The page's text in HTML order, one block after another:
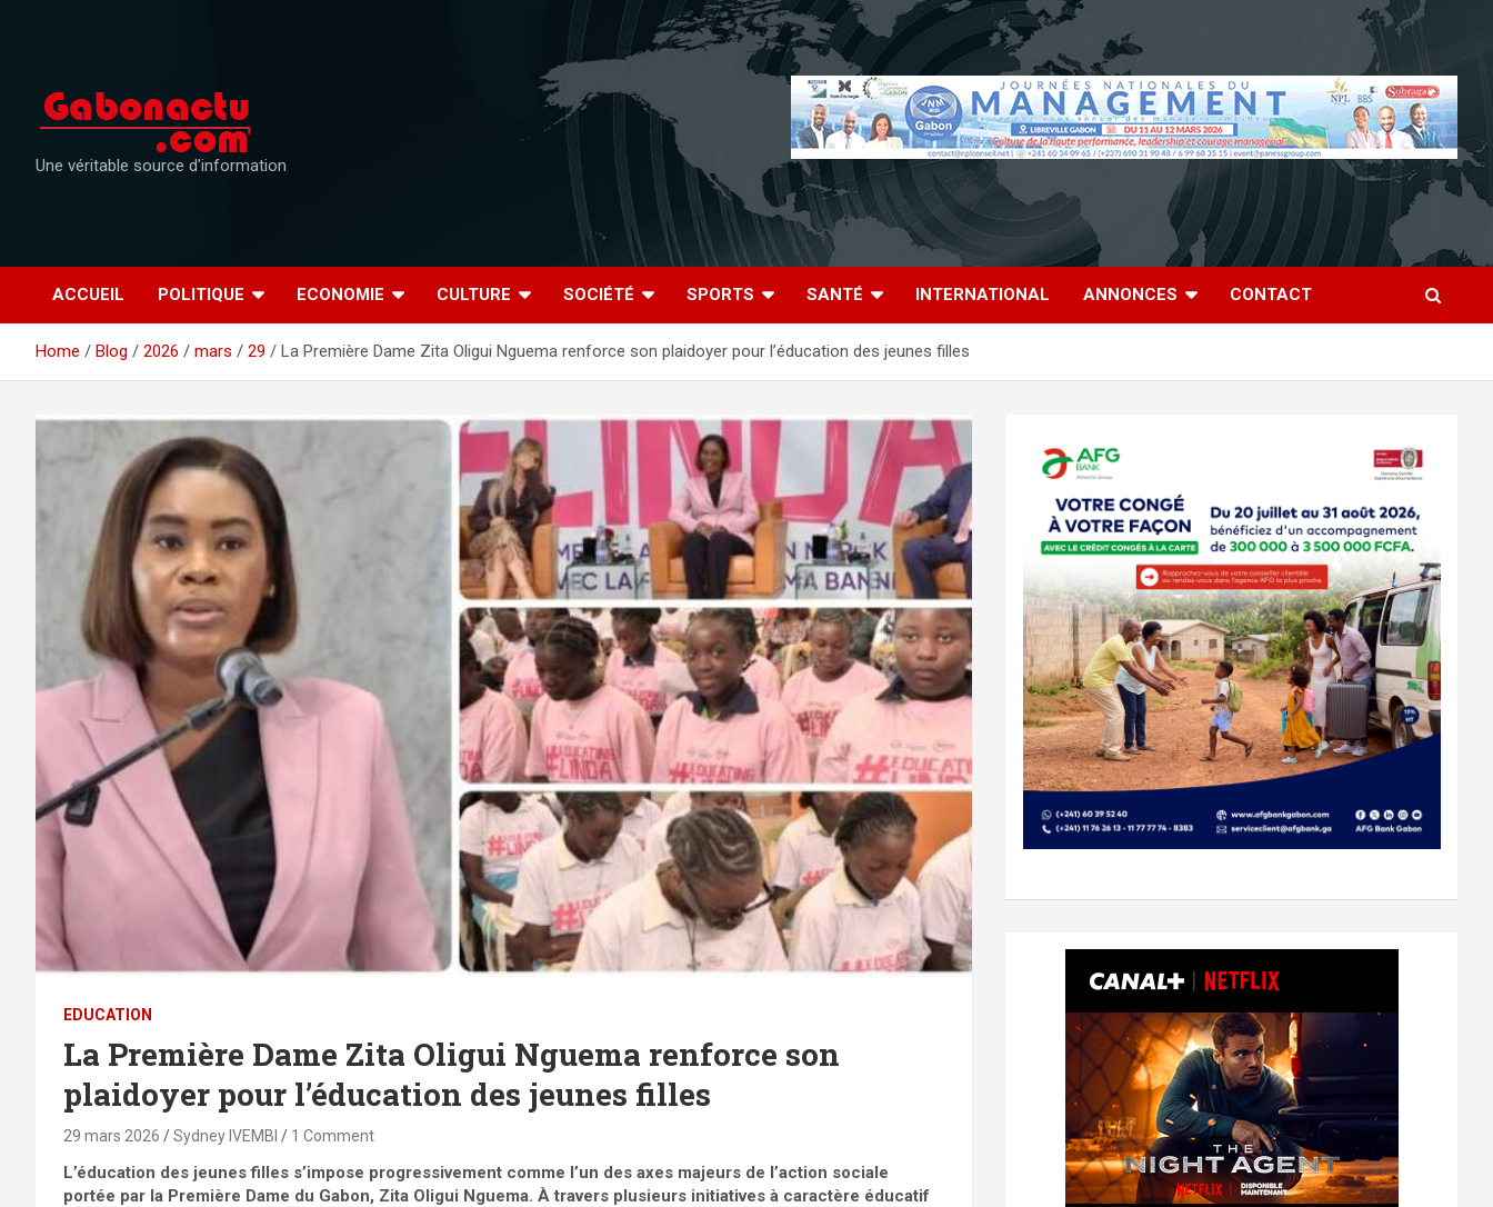
Une véritable source d'information
ACCUEIL POLITIQUE ECONOMIE CULTURE SOCIÉTÉ SPORTS SANTÉ INTERNATIONAL ANNONCES CONTACT
Home Blog 2026 mars 29 La Première Dame Zita Oligui Nguema renforce son plaidoyer pour l’éducation des jeunes filles
EDUCATION
La Première Dame Zita Oligui Nguema renforce son
plaidoyer pour l’éducation des jeunes filles
29 mars 2026 Sydney IVEMBI 1 Comment
L’éducation des jeunes filles s’impose progressivement comme l’un des axes majeurs de l’action sociale
portée par la Première Dame du Gabon, Zita Oligui Nguema. À travers plusieurs initiatives à caractère éducatif